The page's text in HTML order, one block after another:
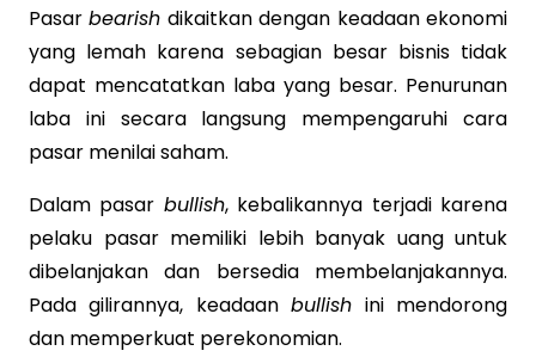
Pasarbearish dikaitkan dengan keadaan ekonomi
yang lemah karena sebagian besar bisnis tidak
dapat mencatatkan laba yang besar. Penurunan
laba ini secara langsung mempengaruhi cara
pasar menilai saham.
Dalam pasar bullish, kebalikannya terjadi karena
pelaku pasar memiliki lebih banyak uang untuk
dibelanjakan dan bersedia membelanjakannya.
Pada gilirannya, keadaanbullish ini mendorong
dan memperkuat perekonomian.